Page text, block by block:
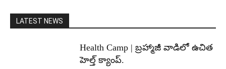
LATEST NEWS
Health Camp | బ్రహ్మాజీ వాడిలో ఉచిత
హెల్త్ క్యాంప్.